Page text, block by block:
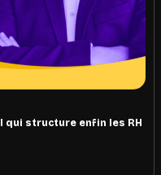
qui structure enfin les RH